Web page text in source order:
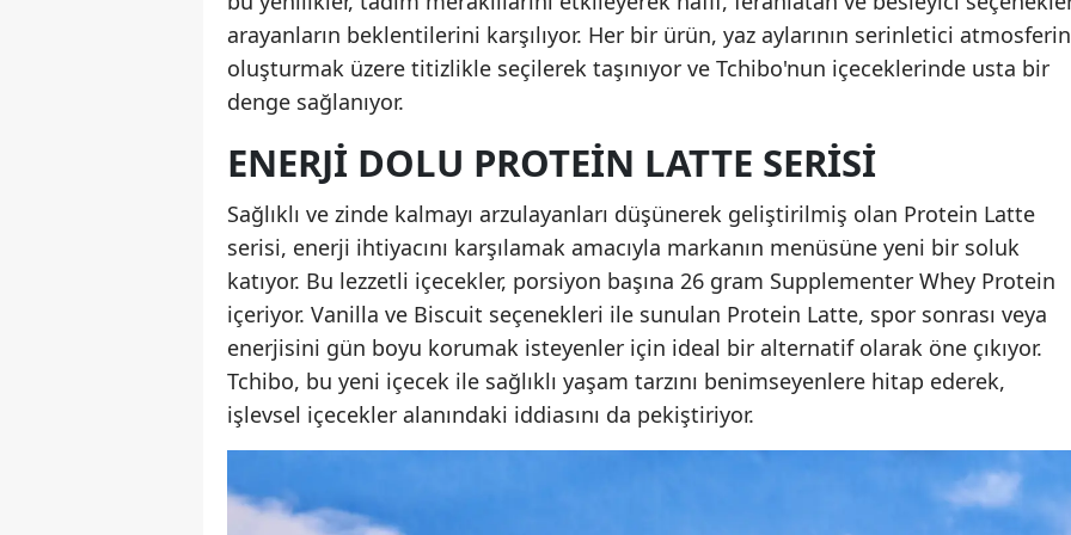
arayanların beklentilerini karşılıyor. Her bir ürün, yaz aylarının serinletici
oluşturmak üzere titizlikle seçilerek taşınıyor ve Tchibo'nun içeceklerinde usta bir
denge sağlanıyor.
ENERJI DOLU PROTEIN LATTE SERISI
Sağlıklı ve zinde kalmayı arzulayanları düşünerek geliştirilmiş olan Protein Latte
serisi, enerji ihtiyacını karşılamak amacıyla markanın menüsüne yeni bir soluk
katıyor. Bu lezzetli içecekler, porsiyon başına 26 gram Supplementer Whey Protein
içeriyor. Vanilla ve Biscuit seçenekleri ile sunulan Protein Latte, spor sonrası veya
enerjisini gün boyu korumak isteyenler için ideal bir alternatif olarak öne çıkıyor.
Tchibo, bu yeni içecek ile sağlıklı yaşam tarzını benimseyenlere hitap ederek,
işlevsel içecekler alanındaki iddiasını da pekiştiriyor.